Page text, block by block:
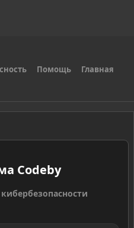
Помощь Главная
Codeby